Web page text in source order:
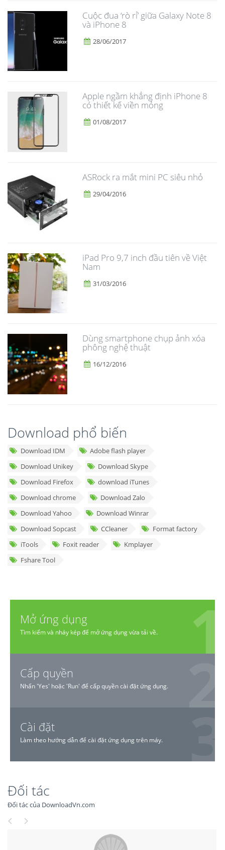
​Cuộc đua ‘rò rỉ’ giữa Galaxy Note 8
và iPhone 8
28/06/2017
Apple ngầm khẳng định iPhone 8
có thiết kế viền mỏng
01/08/2017
ASRock ra mắt mini PC siêu nhỏ
29/04/2016
iPad Pro 9,7 inch đầu tiên về Việt
Nam
31/03/2016
Dùng smartphone chụp ảnh xóa
phông nghệ thuật
16/12/2016
Download phổ biến
Download IDM
Adobe flash player
Download Unikey
Download Skype
Download Firefox
download iTunes
Download chrome
Download Zalo
Download Yahoo
Download Winrar
Download Sopcast
CCleaner
Format factory
iTools
Foxit reader
Kmplayer
Fshare Tool
Mở ứng dụng
Tìm kiếm và nháy kép để mở ứng dụng vừa tải về.
Cấp quyền
Nhấn 'Yes' hoặc 'Run' để cấp quyền cài đặt ứng dụng.
Cài đặt
Làm theo hướng dẫn để cài đặt ứng dụng trên máy.
Đối tác
Đối tác của DownloadVn.com